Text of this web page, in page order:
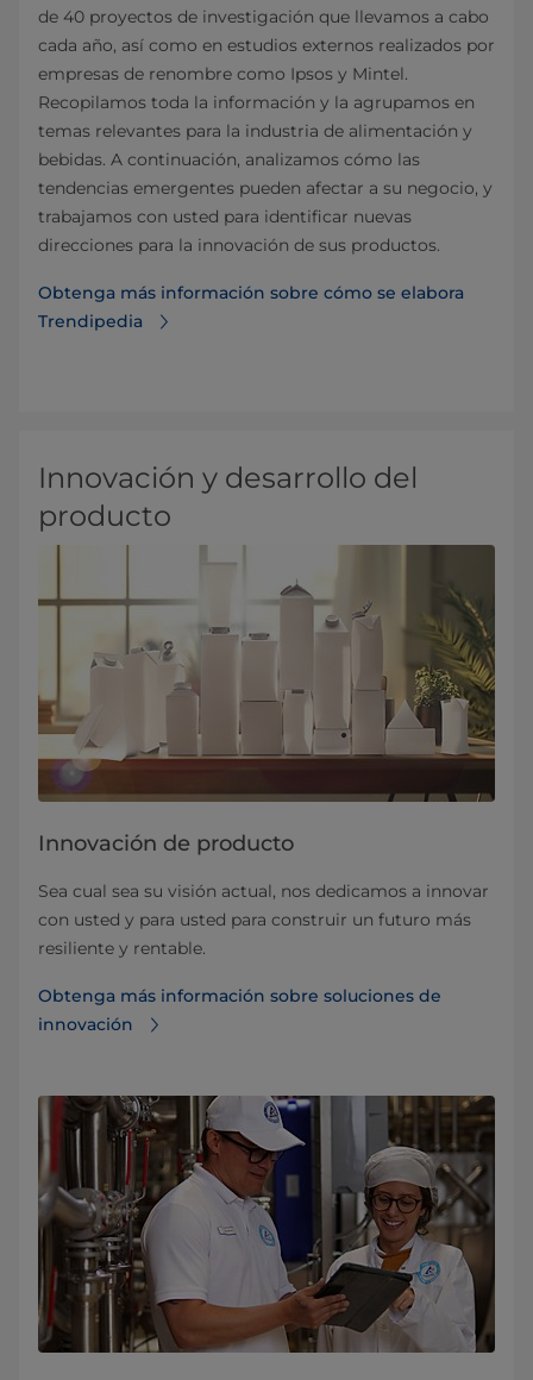
de 40 proyectos de investigación que llevamos a cabo
cada año, así como en estudios externos realizados por
empresas de renombre como Ipsos y Mintel.
Recopilamos toda la información y la agrupamos en
temas relevantes para la industria de alimentación y
bebidas. A continuación, analizamos cómo las
tendencias emergentes pueden afectar a su negocio, y
trabajamos con usted para identificar nuevas
direcciones para la innovación de sus productos.
Obtenga más información sobre cómo se elabora
Trendipedia
Innovación y desarrollo del
producto
Innovación de producto
Sea cual sea su visión actual, nos dedicamos a innovar
con usted y para usted para construir un futuro más
resiliente y rentable.
Obtenga más información sobre soluciones de
innovación